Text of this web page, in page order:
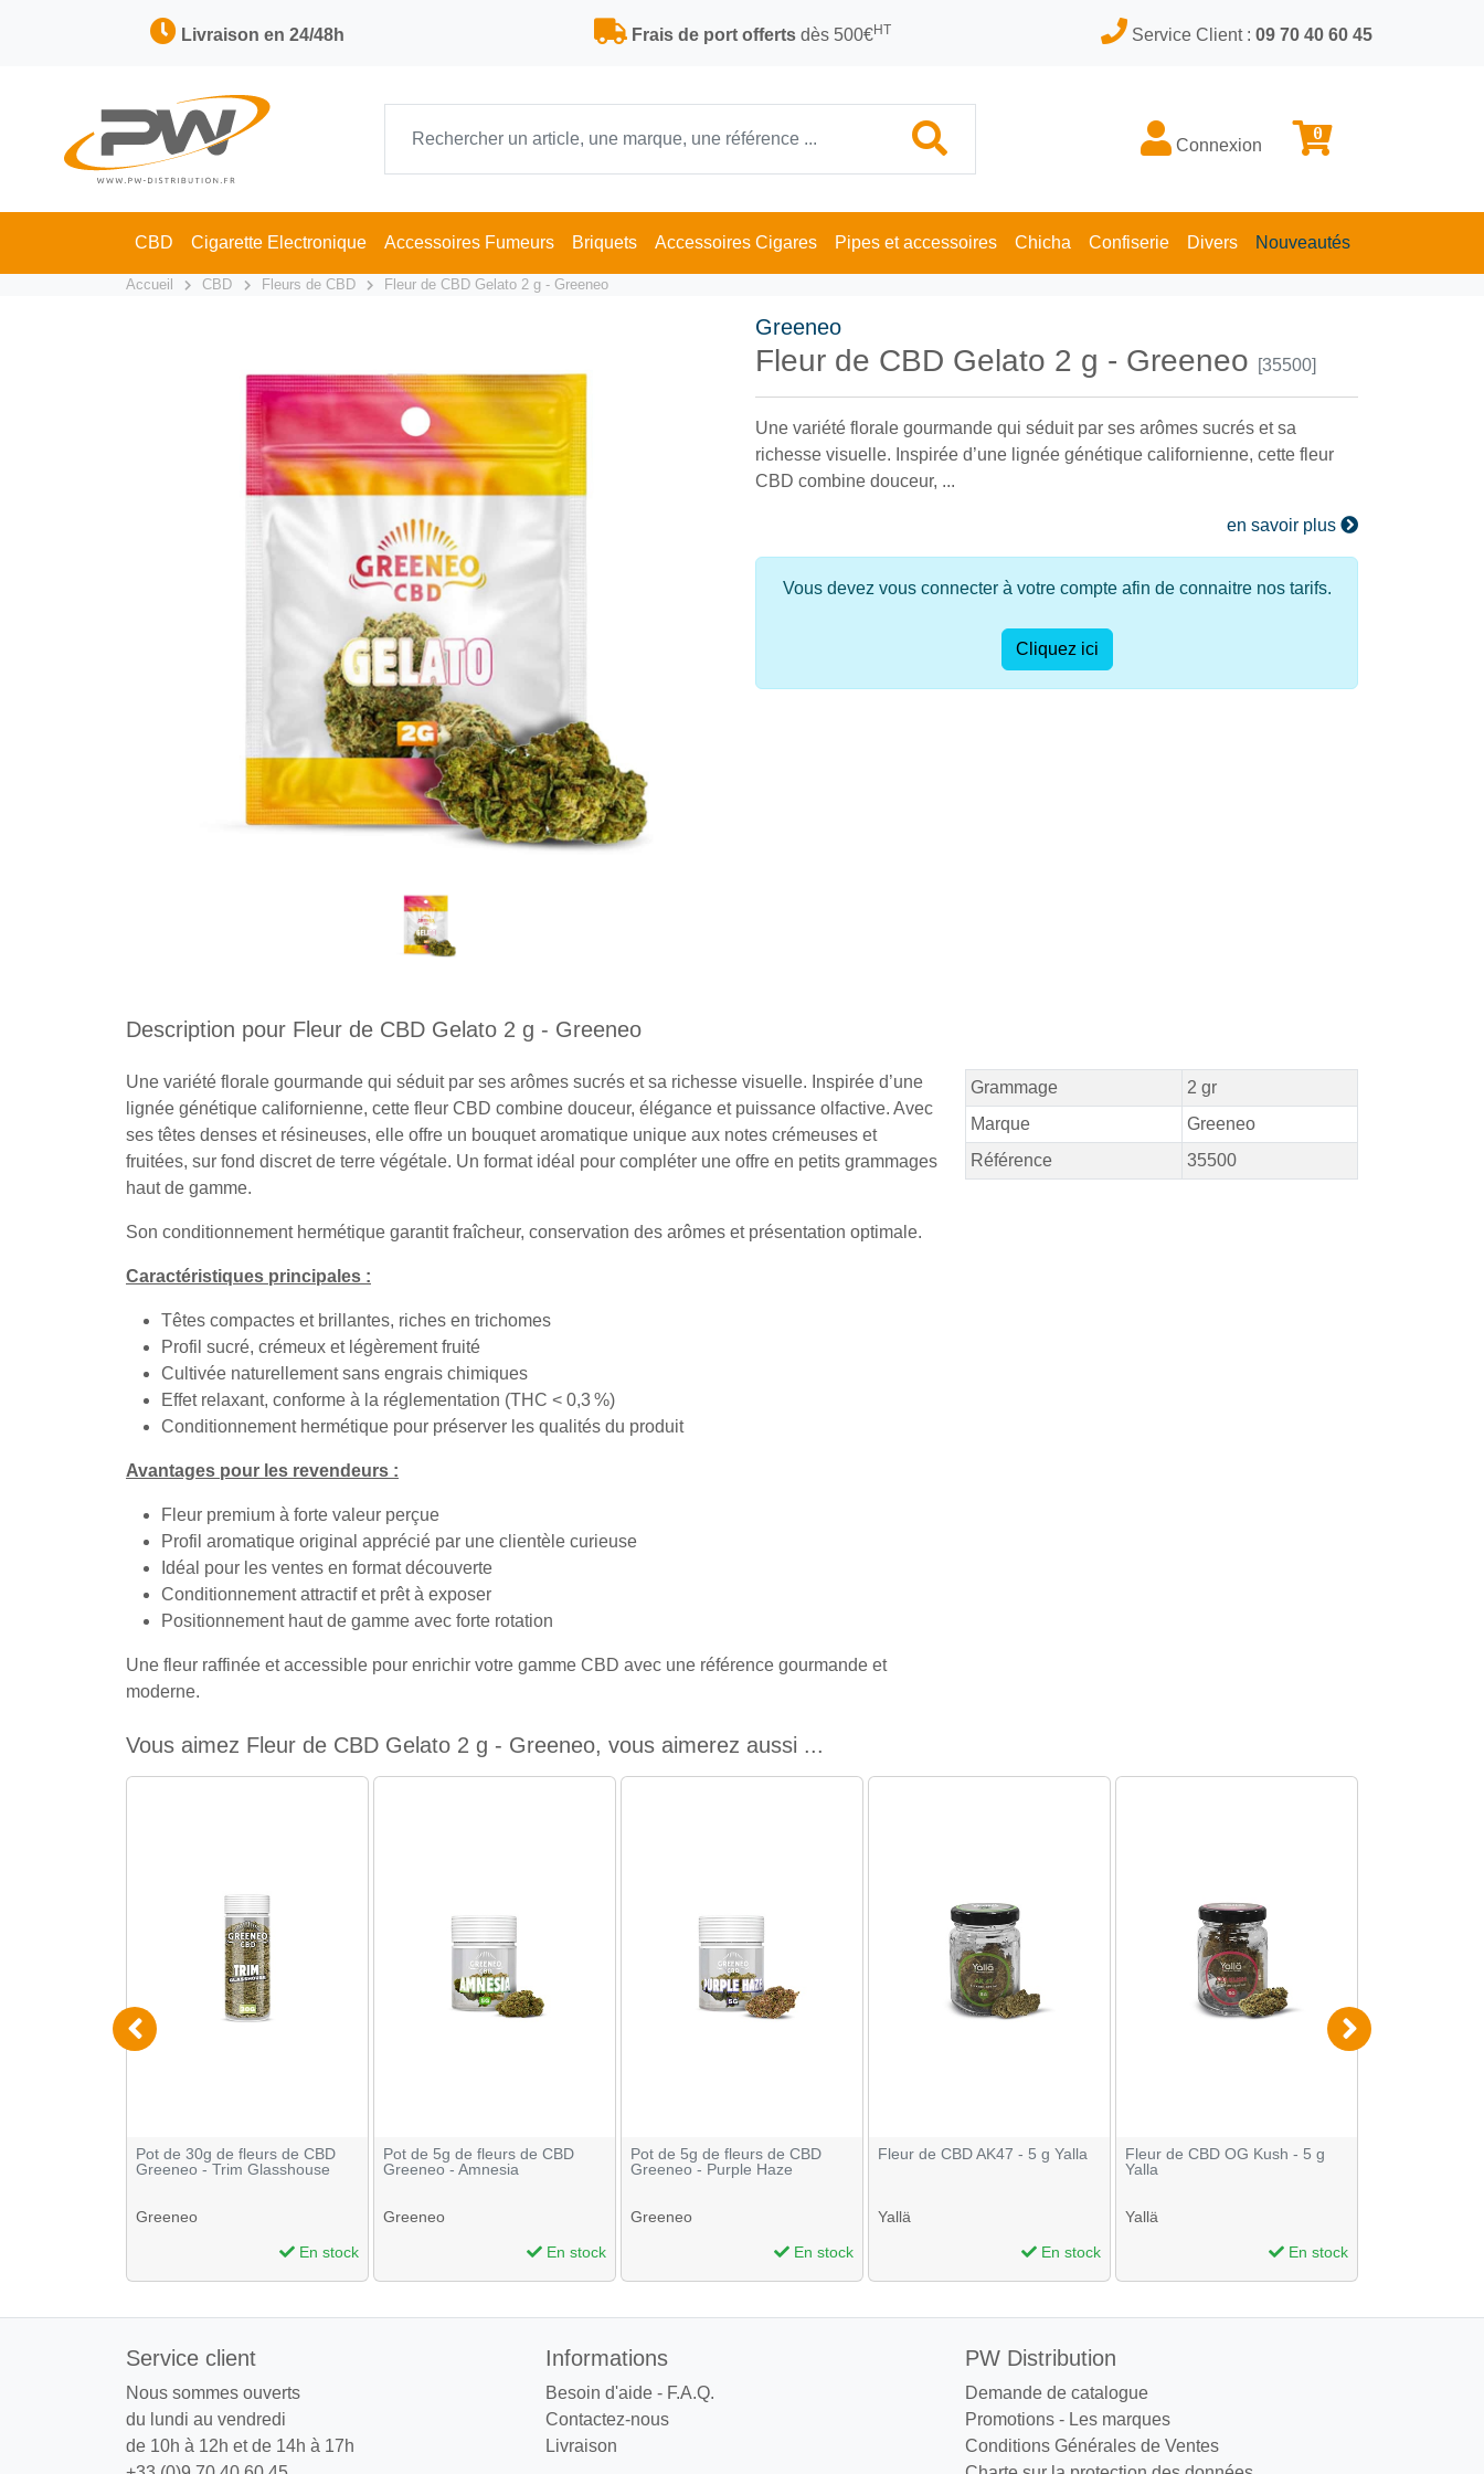
Livraison en 24/48h Frais de port offertsdès 500€HT Service Client : 09 70 40 60 45
Connexion
0
CBD Cigarette Electronique Accessoires Fumeurs Briquets Accessoires Cigares Pipes et accessoires Chicha Confiserie Divers Nouveautés
Accueil CBD Fleurs de CBD Fleur de CBD Gelato 2 g - Greeneo
Greeneo
Fleur de CBD Gelato 2 g - Greeneo [35500]
Une variété florale gourmande qui séduit par ses arômes sucrés et sa
richesse visuelle. Inspirée d’une lignée génétique californienne, cette fleur
CBD combine douceur, ...
en savoir plus
Vous devez vous connecter à votre compte afin de connaitre nos tarifs.
Cliquez ici
Description pour Fleur de CBD Gelato 2 g - Greeneo
Une variété florale gourmande qui séduit par ses arômes sucrés et sa richesse visuelle. Inspirée d’une
lignée génétique californienne, cette fleur CBD combine douceur, élégance et puissance olfactive. Avec
ses têtes denses et résineuses, elle offre un bouquet aromatique unique aux notes crémeuses et
fruitées, sur fond discret de terre végétale. Un format idéal pour compléter une offre en petits grammages
haut de gamme.
Son conditionnement hermétique garantit fraîcheur, conservation des arômes et présentation optimale.
Caractéristiques principales :
Têtes compactes et brillantes, riches en trichomes
Profil sucré, crémeux et légèrement fruité
Cultivée naturellement sans engrais chimiques
Effet relaxant, conforme à la réglementation (THC < 0,3 %)
Conditionnement hermétique pour préserver les qualités du produit
Avantages pour les revendeurs :
Fleur premium à forte valeur perçue
Profil aromatique original apprécié par une clientèle curieuse
Idéal pour les ventes en format découverte
Conditionnement attractif et prêt à exposer
Positionnement haut de gamme avec forte rotation
Une fleur raffinée et accessible pour enrichir votre gamme CBD avec une référence gourmande et
moderne.
Grammage
2 gr
Marque
Greeneo
Référence
35500
Vous aimez Fleur de CBD Gelato 2 g - Greeneo, vous aimerez aussi ...
Pot de 30g de fleurs de CBD
Greeneo - Trim Glasshouse
Greeneo
En stock
Pot de 5g de fleurs de CBD
Greeneo - Amnesia
Greeneo
En stock
Pot de 5g de fleurs de CBD
Greeneo - Purple Haze
Greeneo
En stock
Fleur de CBD AK47 - 5 g Yalla
Yallä
En stock
Fleur de CBD OG Kush - 5 g
Yalla
Yallä
En stock
Service client
Nous sommes ouverts
du lundi au vendredi
de 10h à 12h et de 14h à 17h
Informations
Besoin d'aide - F.A.Q.
Contactez-nous
Livraison
PW Distribution
Demande de catalogue
Promotions - Les marques
Conditions Générales de Ventes